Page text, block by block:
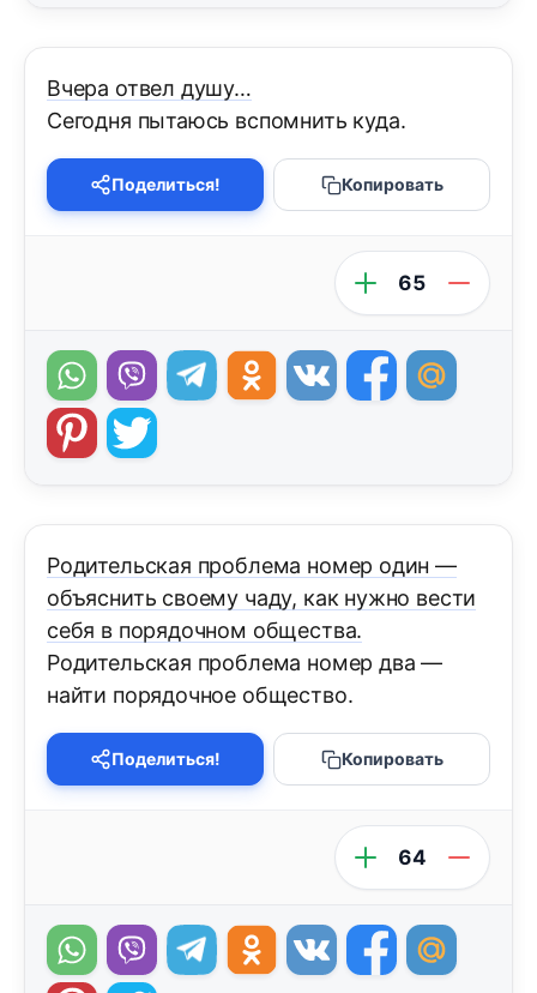
Вчера отвел душу…
Сегодня пытаюсь вспомнить куда.
Поделиться! Копировать
65
Родительская проблема номер один —
объяснить своему чаду, как нужно вести
себя в порядочном общества.
Родительская проблема номер два —
найти порядочное общество.
Поделиться! Копировать
64